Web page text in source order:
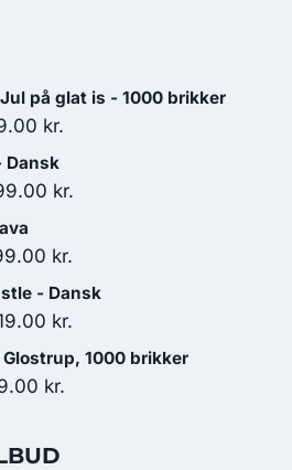
på glat is - 1000 brikker
kr..
kr.
pris
Dansk
kr..
kr.
kr..
kr.
aktuelle
199.00 kr..
- Dansk
kr.
aktuelle
1000 brikker
kr.